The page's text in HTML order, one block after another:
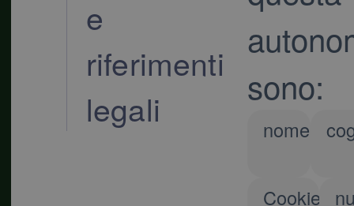
e
riferimenti
legali
sono:
nome
Cookie